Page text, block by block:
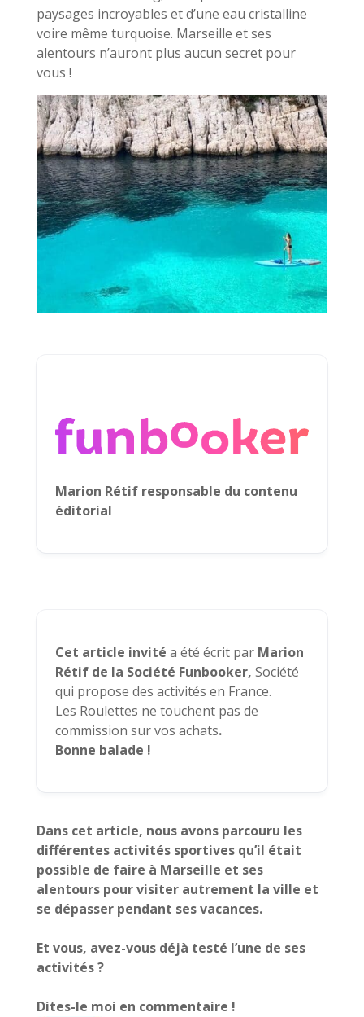
paysages incroyables et d’une eau cristalline
voire même turquoise. Marseille et ses
alentours n’auront plus aucun secret pour
vous !
Marion Rétif responsable du contenu
éditorial
Cet article invitéa été écrit par Marion
Rétif de la Société Funbooker, Société
qui propose des activités en France.
Les Roulettes ne touchent pas de
commission sur vos achats.
Bonne balade !
Dans cet article, nous avons parcouru les
différentes activités sportives qu’il était
possible de faire à Marseille et ses
alentours pour visiter autrement la ville et
se dépasser pendant ses vacances.
Et vous, avez-vous déjà testé l’une de ses
activités ?
Dites-le moi en commentaire !